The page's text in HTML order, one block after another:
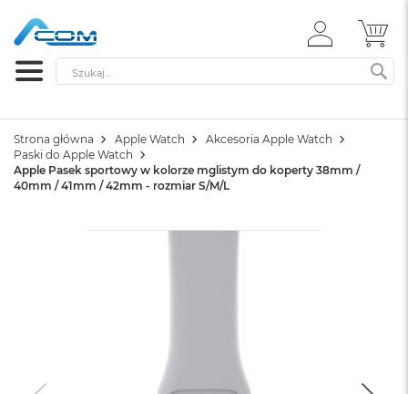
ZALOGUJ
SIĘ
Szukaj
Strona główna Apple Watch
Akcesoria Apple Watch
Paski do Apple Watch
Apple Pasek sportowy w kolorze mglistym do koperty 38mm /
40mm / 41mm / 42mm - rozmiar S/M/L